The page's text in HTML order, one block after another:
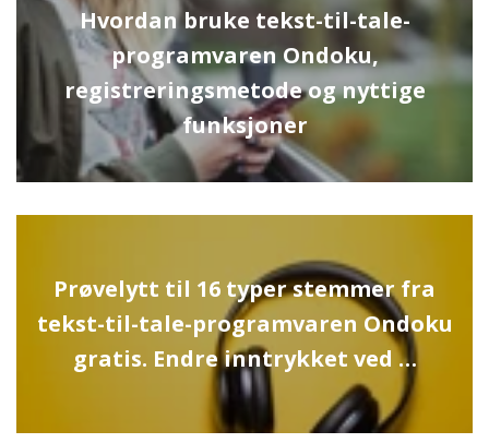
Hvordan bruke tekst-til-tale-
programvaren Ondoku,
registreringsmetode og nyttige
funksjoner
Prøvelytt til 16 typer stemmer fra
tekst-til-tale-programvaren Ondoku
gratis. Endre inntrykket ved …